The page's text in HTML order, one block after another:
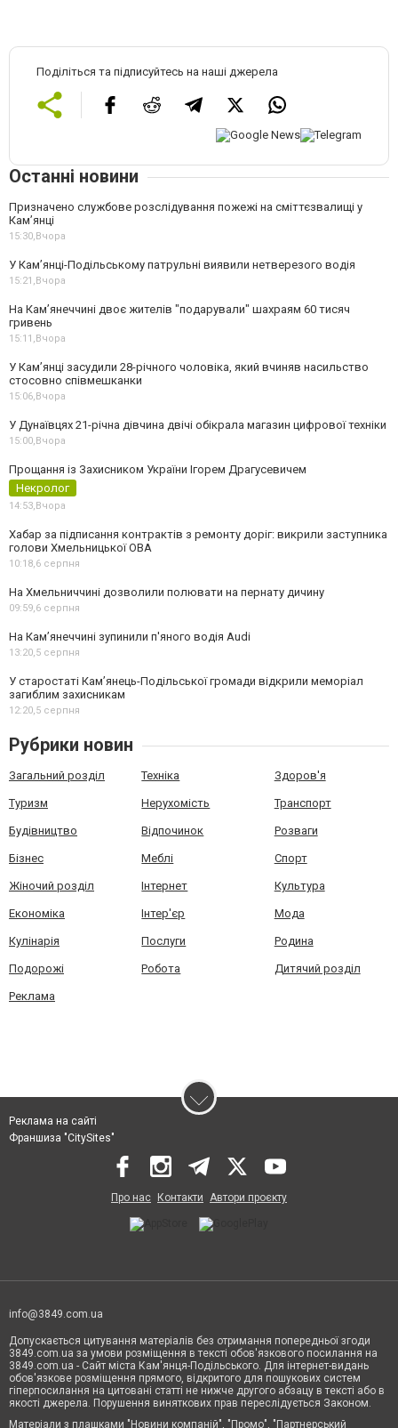
Поділіться та підписуйтесь на наші джерела
Останні новини
Призначено службове розслідування пожежі на сміттєзвалищі у
Кам’янці
15:30,Вчора
У Кам’янці-Подільському патрульні виявили нетверезого водія
15:21,Вчора
На Камʼянеччині двоє жителів "подарували" шахраям 60 тисяч
гривень
15:11,Вчора
У Камʼянці засудили 28-річного чоловіка, який вчиняв насильство
стосовно співмешканки
15:06,Вчора
У Дунаївцях 21-річна дівчина двічі обікрала магазин цифрової техніки
15:00,Вчора
Прощання із Захисником України Ігорем Драгусевичем
Некролог
14:53,Вчора
Хабар за підписання контрактів з ремонту доріг: викрили заступника
голови Хмельницької ОВА
10:18,6 серпня
На Хмельниччині дозволили полювати на пернату дичину
09:59,6 серпня
На Камʼянеччині зупинили п'яного водія Audi
13:20,5 серпня
У старостаті Кам’янець-Подільської громади відкрили меморіал
загиблим захисникам
12:20,5 серпня
Рубрики новин
Загальний розділ Техніка Здоров'я
Туризм Нерухомість Транспорт
Будівництво Відпочинок Розваги
Бізнес Меблі Спорт
Жіночий розділ Інтернет Культура
Економіка Інтер'єр Мода
Кулінарія Послуги Родина
Подорожі Робота Дитячий розділ
Реклама
Реклама на сайті
Франшиза "CitySites"
Про нас Контакти Автори проєкту
info@3849.com.ua
Допускається цитування матеріалів без отримання попередньої згоди
3849.com.ua за умови розміщення в тексті обов'язкового посилання на
3849.com.ua - Сайт міста Кам'янця-Подільського. Для інтернет-видань
обов'язкове розміщення прямого, відкритого для пошукових систем
гіперпосилання на цитовані статті не нижче другого абзацу в тексті або в
якості джерела. Порушення виняткових прав переслідується Законом.
Матеріали з плашками "Новини компаній", "Промо", "Партнерський